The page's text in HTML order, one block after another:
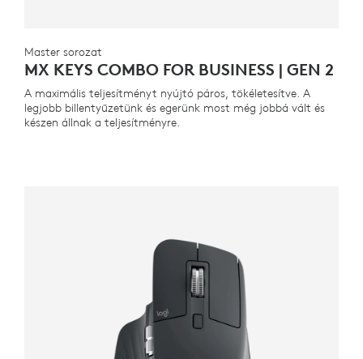
Master sorozat
MX KEYS COMBO FOR BUSINESS | GEN 2
A maximális teljesítményt nyújtó páros, tökéletesítve. A
legjobb billentyűzetünk és egerünk most még jobbá vált és
készen állnak a teljesítményre.